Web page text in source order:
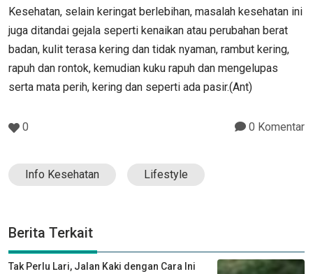
Kesehatan, selain keringat berlebihan, masalah kesehatan ini
juga ditandai gejala seperti kenaikan atau perubahan berat
badan, kulit terasa kering dan tidak nyaman, rambut kering,
rapuh dan rontok, kemudian kuku rapuh dan mengelupas
serta mata perih, kering dan seperti ada pasir.(Ant)
0 0 Komentar
Info Kesehatan Lifestyle
Berita Terkait
Tak Perlu Lari, Jalan Kaki dengan Cara Ini